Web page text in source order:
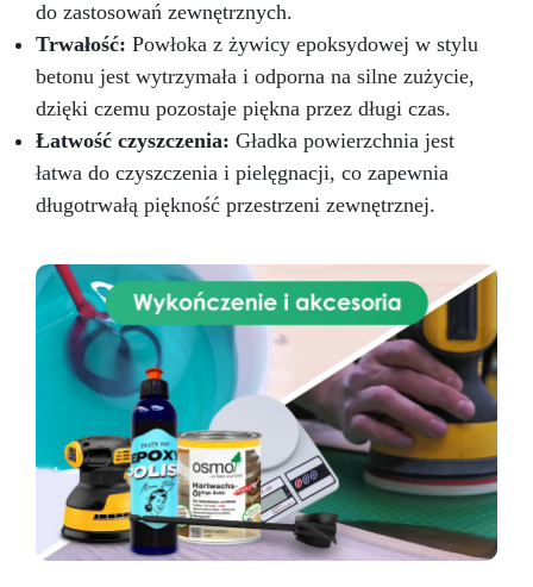
wylanie żywicy. Zestaw pozwala na stworzenie
stołu o powierzchni 0.3 m2 (np. 35 cm x 90 cm,
grubość 2 cm)*. *Ilości te są obliczane poprzez
symulację „klasycznego” stołu z 2/3 drewna i
1/3 żywicy. W przypadku jakichkolwiek pytań lub
jeśli potrzebujesz porady, skontaktuj się z
działem technicznym ResinPro!
do zastosowań zewnętrznych.
Trwałość: Powłoka z żywicy epoksydowej w stylu
betonu jest wytrzymała i odporna na silne zużycie,
dzięki czemu pozostaje piękna przez długi czas.
Łatwość czyszczenia: Gładka powierzchnia jest
łatwa do czyszczenia i pielęgnacji, co zapewnia
długotrwałą piękność przestrzeni zewnętrznej.